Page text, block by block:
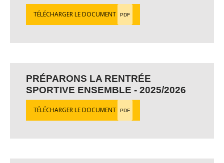
TÉLÉCHARGER LE DOCUMENT PDF
PRÉPARONS LA RENTRÉE
SPORTIVE ENSEMBLE - 2025/2026
TÉLÉCHARGER LE DOCUMENT PDF